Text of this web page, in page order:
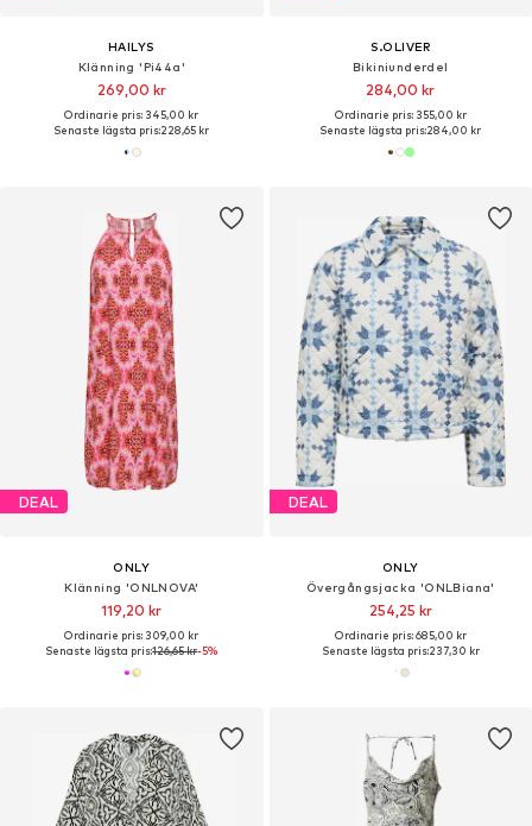
HAILYS
Klänning 'Pi44a'
269,00 kr
Ordinarie pris: 345,00 kr
Senaste lägsta pris:228,65 kr
S.OLIVER
Bikiniunderdel
284,00 kr
Ordinarie pris: 355,00 kr
Senaste lägsta pris:284,00 kr
DEAL
ONLY
Klänning 'ONLNOVA'
119,20 kr
Ordinarie pris: 309,00 kr
Senaste lägsta pris:126,65 kr-5%
DEAL
ONLY
Övergångsjacka 'ONLBiana'
254,25 kr
Ordinarie pris: 685,00 kr
Senaste lägsta pris:237,30 kr